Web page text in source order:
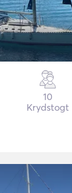
10
Krydstogt